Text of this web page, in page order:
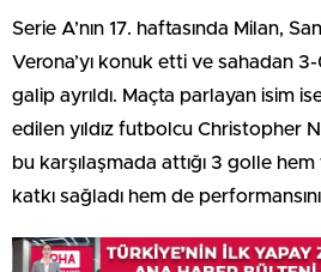
Serie A’nın 17. haftasında Milan,
Verona’yı konuk etti ve sahadan
galip ayrıldı. Maçta parlayan isim
edilen yıldız futbolcu Christopher
bu karşılaşmada attığı 3 golle hem
katkı sağladı hem de